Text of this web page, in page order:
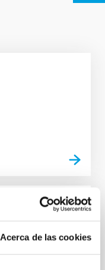
Acerca de las cookies